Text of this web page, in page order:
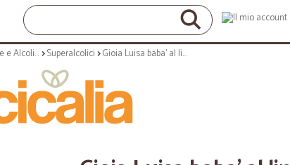
Acqua, Bibite e Alcolici Superalcolici Gioia Luisa baba' al limoncello gr.530